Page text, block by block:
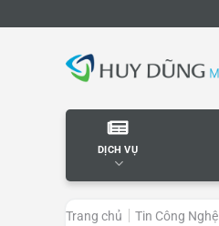
to
DỊCH VỤ
Trang chủ Tin Công Nghệ